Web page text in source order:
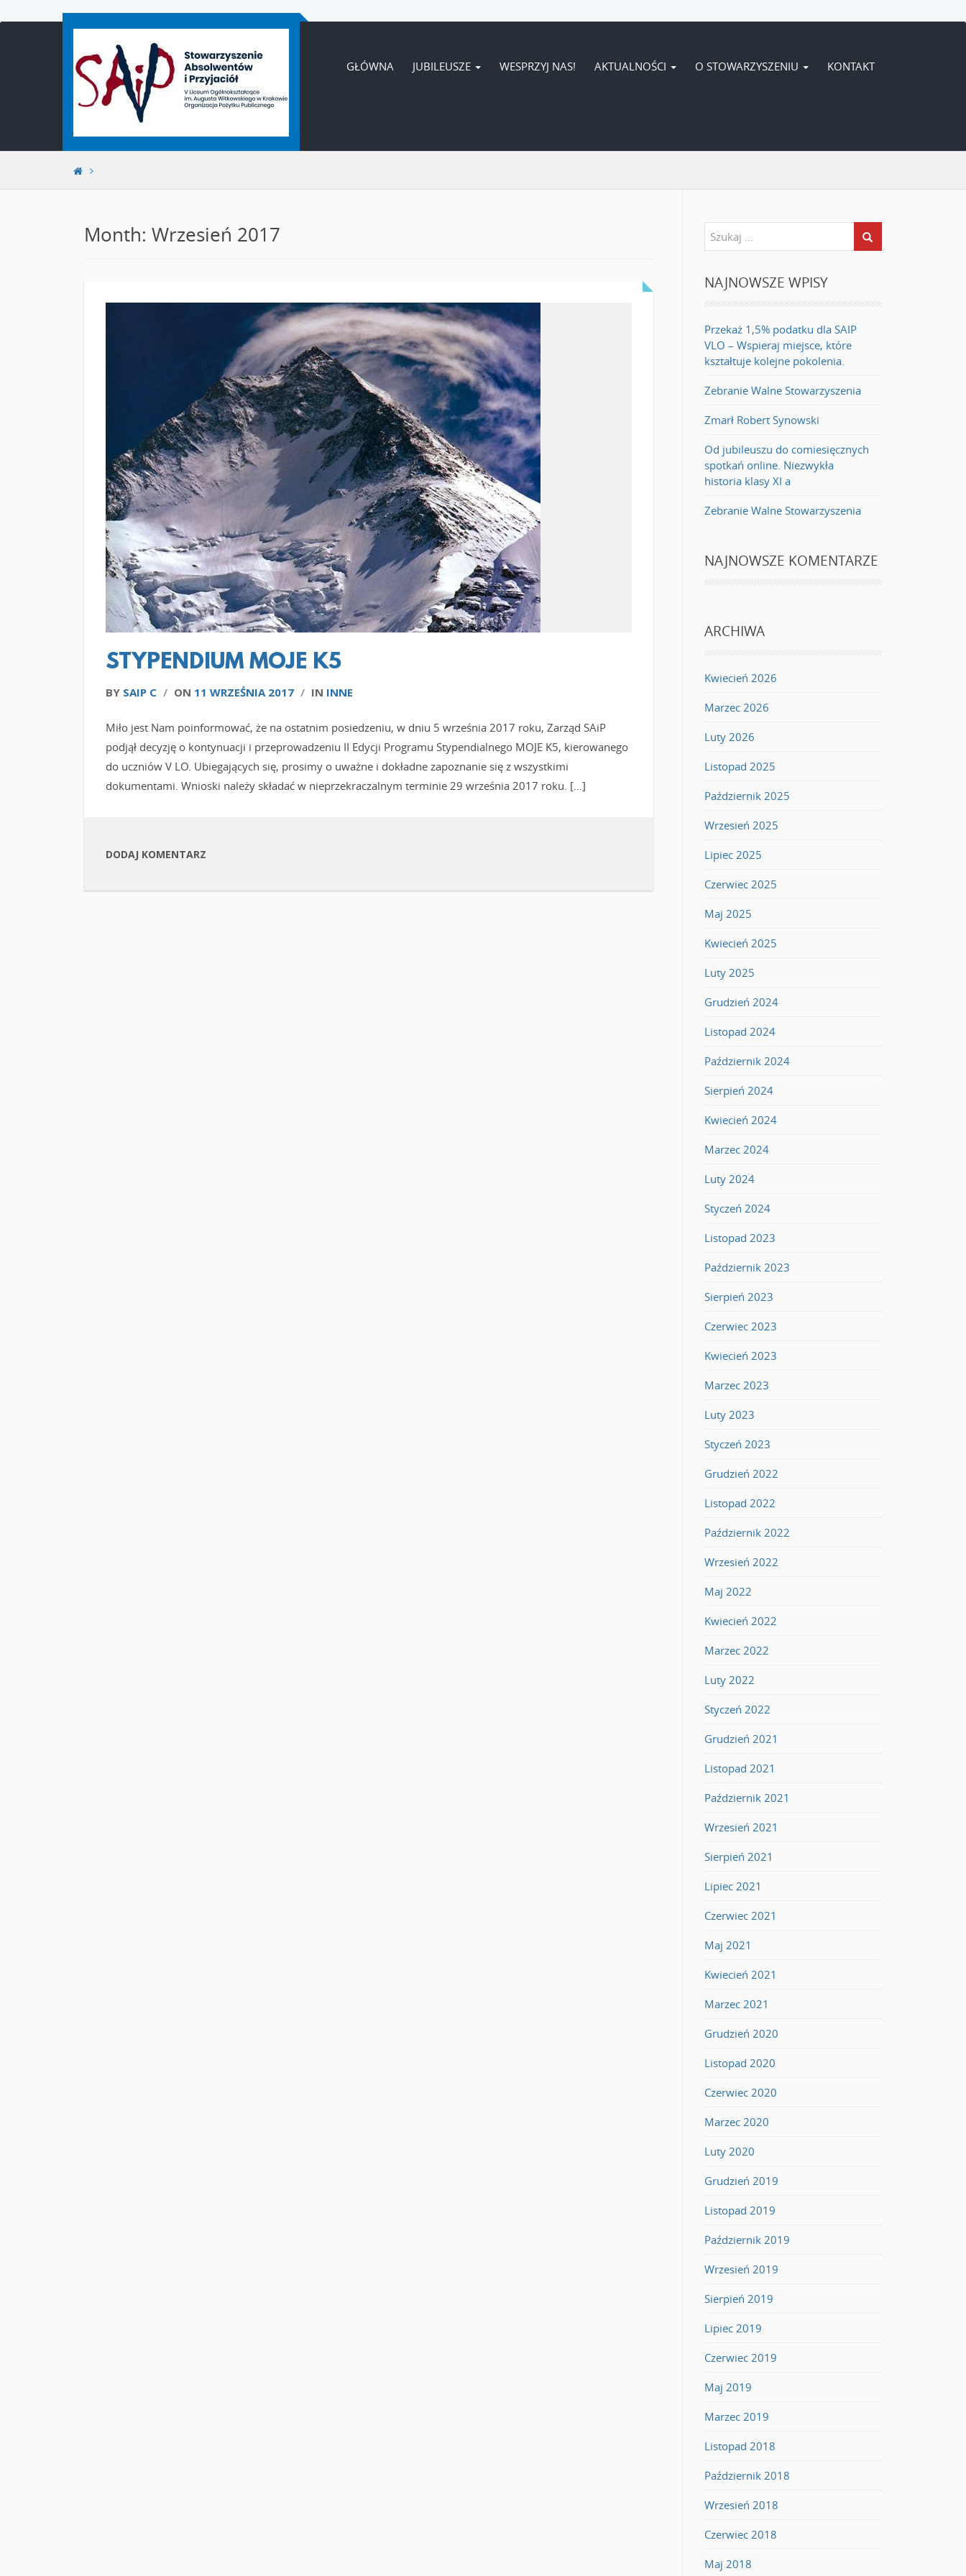
GŁÓWNA JUBILEUSZE WESPRZYJ NAS! AKTUALNOŚCI O STOWARZYSZENIU KONTAKT
Month: Wrzesień 2017
CZYTAJ WIĘCEJ
STYPENDIUM MOJE K5
BY SAIP C / ON 11 WRZEŚNIA 2017 / IN INNE
Miło jest Nam poinformować, że na ostatnim posiedzeniu, w dniu 5 września 2017 roku, Zarząd SAiP
podjął decyzję o kontynuacji i przeprowadzeniu II Edycji Programu Stypendialnego MOJE K5, kierowanego
do uczniów V LO. Ubiegających się, prosimy o uważne i dokładne zapoznanie się z wszystkimi
dokumentami. Wnioski należy składać w nieprzekraczalnym terminie 29 września 2017 roku. […]
DODAJ KOMENTARZ
NAJNOWSZE WPISY
Przekaż 1,5% podatku dla SAIP
VLO – Wspieraj miejsce, które
kształtuje kolejne pokolenia.
Zebranie Walne Stowarzyszenia
Zmarł Robert Synowski
Od jubileuszu do comiesięcznych
spotkań online. Niezwykła
historia klasy XI a
Zebranie Walne Stowarzyszenia
NAJNOWSZE KOMENTARZE
ARCHIWA
Kwiecień 2026
Marzec 2026
Luty 2026
Listopad 2025
Październik 2025
Wrzesień 2025
Lipiec 2025
Czerwiec 2025
Maj 2025
Kwiecień 2025
Luty 2025
Grudzień 2024
Listopad 2024
Październik 2024
Sierpień 2024
Kwiecień 2024
Marzec 2024
Luty 2024
Styczeń 2024
Listopad 2023
Październik 2023
Sierpień 2023
Czerwiec 2023
Kwiecień 2023
Marzec 2023
Luty 2023
Styczeń 2023
Grudzień 2022
Listopad 2022
Październik 2022
Wrzesień 2022
Maj 2022
Kwiecień 2022
Marzec 2022
Luty 2022
Styczeń 2022
Grudzień 2021
Listopad 2021
Październik 2021
Wrzesień 2021
Sierpień 2021
Lipiec 2021
Czerwiec 2021
Maj 2021
Kwiecień 2021
Marzec 2021
Grudzień 2020
Listopad 2020
Czerwiec 2020
Marzec 2020
Luty 2020
Grudzień 2019
Listopad 2019
Październik 2019
Wrzesień 2019
Sierpień 2019
Lipiec 2019
Czerwiec 2019
Maj 2019
Marzec 2019
Listopad 2018
Październik 2018
Wrzesień 2018
Czerwiec 2018
Maj 2018